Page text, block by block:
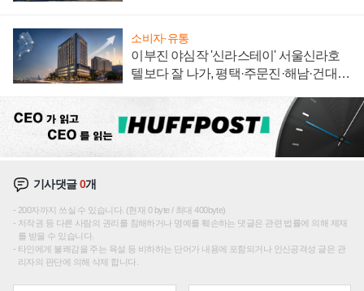
소비자·유통
이부진 야심작 '신라스테이' 서울신라호
텔보다 잘 나가, 평택·주문진·해남·건대로
기사댓글0개
200자까지 쓰실 수 있습니다. (현재 0 byte / 최대 400byte)
저작권 등 다른 사람의 권리를 침해하거나 명예를 훼손하는 댓글은 관련 법률에 의해 제재
를 받을 수 있습니다.
타인에게 불쾌감을 주는 욕설 등 비하하는 단어가 내용에 포함되거나 인신공격성 글은 관
리자의 판단에 의해 삭제 합니다.